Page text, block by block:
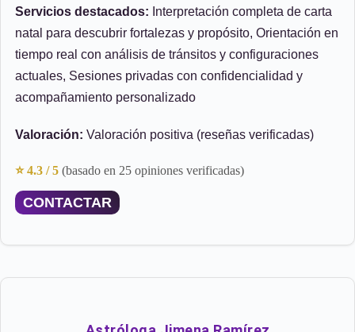
Servicios destacados: Interpretación completa de carta
natal para descubrir fortalezas y propósito, Orientación en
tiempo real con análisis de tránsitos y configuraciones
actuales, Sesiones privadas con confidencialidad y
acompañamiento personalizado
Valoración: Valoración positiva (reseñas verificadas)
⭐ 4.3 / 5 (basado en 25 opiniones verificadas)
CONTACTAR